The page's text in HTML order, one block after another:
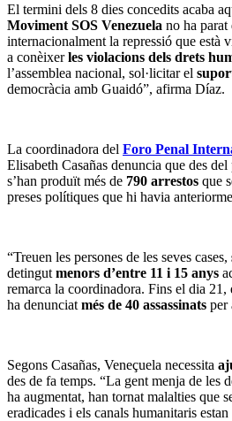
El termini dels 8 dies concedits acaba
Moviment SOS Venezuela no ha parat
internacionalment la repressió que està
a conèixerles violacions dels drets
l’assemblea nacional, sol·licitar el
democràcia amb Guaidó”, afirma Díaz.
La coordinadora del Foro Penal
Elisabeth Casañas denuncia que des
s’han produït més de 790 arrestos que
preses polítiques que hi havia
“Treuen les persones de les seves cases,
detingut menors d’entre 11 i 15 anys
remarca la coordinadora. Fins el dia
ha denunciat més de 40 assassinats per
Segons Casañas, Veneçuela necessita
des de fa temps. “La gent menja de les
ha augmentat, han tornat malalties que
eradicades i els canals humanitaris